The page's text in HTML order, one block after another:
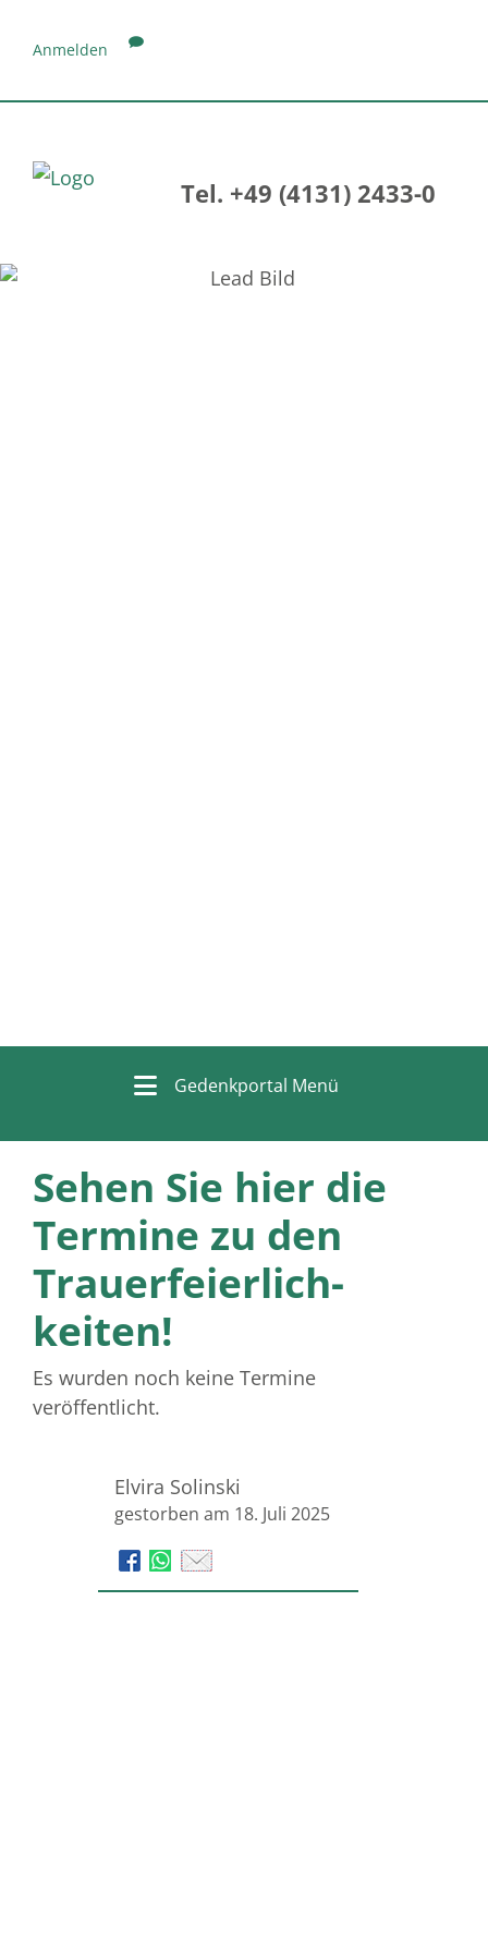
Anmelden
Tel. +49 (4131) 2433-0
Gedenkportal Menü
Sehen Sie hier die
Termine zu den
Trauer­feierlich­
keiten!
Es wurden noch keine Termine
veröffentlicht.
Elvira Solinski
gestorben am 18. Juli 2025